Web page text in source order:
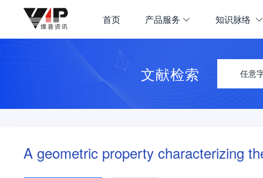
首页 产品服务 知识脉络
文献检索 任意
A geometric property characterizing